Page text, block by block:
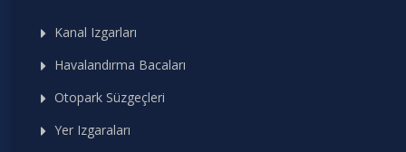
Kanal Izgarları
Havalandırma Bacaları
Otopark Süzgeçleri
Yer Izgaraları